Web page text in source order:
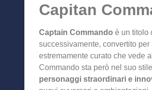
Capitan
Captain Commando è un titolo
successivamente, convertito
estremamente curato che vede
Commando sta però nel suo
personaggi straordinari e